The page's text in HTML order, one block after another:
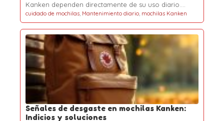
Kanken dependen directamente de su uso diario.…
cuidado de mochilas, Mantenimiento diario, mochilas Kanken
Señales de desgaste en mochilas Kanken:
Indicios y soluciones